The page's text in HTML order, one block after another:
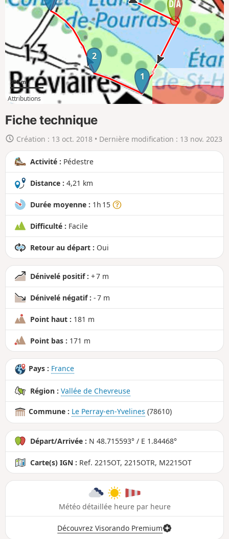
c
a
t
e
e
n
r
n
d
1
2
300 m
Attributions
Fiche technique
Création : 13 oct. 2018• Dernière modification : 13 nov. 2023
Activité : Pédestre
Distance : 4,21 km
Durée moyenne : 1h 15
Difficulté : Facile
Retour au départ : Oui
Dénivelé positif : + 7 m
Dénivelé négatif : - 7 m
Point haut : 181 m
Point bas : 171 m
Pays : France
Région : Vallée de Chevreuse
Commune : Le Perray-en-Yvelines (78610)
Départ/Arrivée : N 48.715593° / E 1.84468°
Carte(s) IGN : Ref. 2215OT, 2215OTR, M2215OT
Météo détaillée heure par heure
Découvrez Visorando Premium